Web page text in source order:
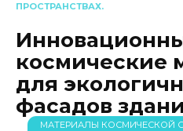
ПРОСТРАНСТВАХ.
космические
для
фасадов
МАТЕРИАЛЫ КОСМИЧЕСКОЙ